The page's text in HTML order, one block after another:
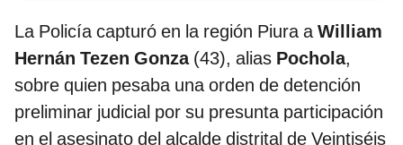
La Policía capturó en la región Piura aWilliam
Hernán Tezen Gonza(43), alias Pochola,
sobre quien pesaba una orden de detención
preliminar judicial por su presunta participación
en el asesinato del alcalde distrital de Veintiséis